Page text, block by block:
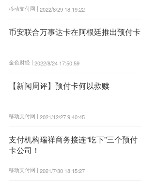
移动支付网 | 2022/8/29 18:19:22
币安联合万事达卡在阿根廷推出预付卡
金色财经 | 2022/8/24 17:50:59
【新闻周评】预付卡何以救赎
移动支付网 | 2021/12/27 9:40:45
支付机构瑞祥商务接连“吃下”三个预付
卡公司！
移动支付网 | 2021/7/30 18:15:27